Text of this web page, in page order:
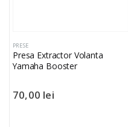
PRESE
Presa Extractor Volanta
Yamaha Booster
70,00 lei